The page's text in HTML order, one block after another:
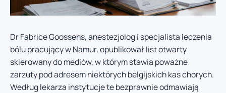
Dr Fabrice Goossens, anestezjolog i specjalista leczenia
bólu pracujący w Namur, opublikował list otwarty
skierowany do mediów, w którym stawia poważne
zarzuty pod adresem niektórych belgijskich kas chorych.
Według lekarza instytucje te bezprawnie odmawiają